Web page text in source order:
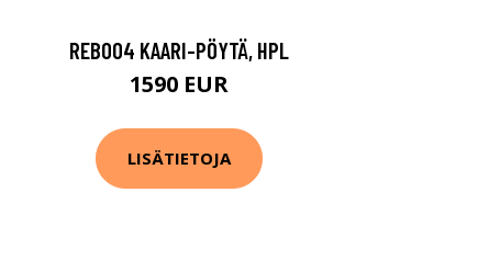
REB004 KAARI-PÖYTÄ, HPL
1590 EUR
LISÄTIETOJA